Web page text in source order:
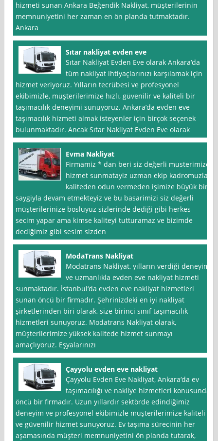
hizmeti sunan Ankara Beğendik Nakliyat, müşterilerinin
memnuniyetini her zaman en ön planda tutmaktadır.
Ankara
Sıtar nakliyat evden eve
Sıtar Nakliyat Evden Eve olarak Ankara‘da
tüm nakliyat ihtiyaçlarınızı karşılamak için
hizmet veriyoruz. Yılların tecrübesi ve profesyonel
ekibimizle, müşterilerimize hızlı, güvenilir ve kaliteli bir
taşımacılık deneyimi sunuyoruz. Ankara’da evden eve
taşımacılık hizmeti almak isteyenler için birçok seçenek
bulunmaktadır. Ancak Sıtar Nakliyat Evden Eve olarak
Evma Nakliyat
Firmamiz * dan beri siz değerli musterimize
hizmet sunmatayiz uzman ekip kadromuzla
kaliteden odun vermeden işimize büyük bir
saygiyla devam etmekteyiz ve bu basarimizi siz değerli
müşterilerinize bosluyuz sizlerinde dediği gibi herkes
secim yapar ama kimse kaliteyi tutturamaz ve bizimde
dediğimiz gibi sesim sizden
ModaTrans Nakliyat
Modatrans Nakliyat, yılların verdiği deneyim
ve uzmanlıkla evden eve nakliyat hizmeti
sunmaktadır. İstanbul‘da evden eve nakliyat hizmetleri
sunan öncü bir firmadır. Şehrinizdeki en iyi nakliyat
şirketlerinden biri olarak, size birinci sınıf taşımacılık
hizmetleri sunuyoruz. Modatrans Nakliyat olarak,
müşterilerimize yüksek kalitede hizmet sunmayı
amaçlıyoruz. Eşyalarınızı
Çayyolu evden eve nakliyat
Çayyolu Evden Eve Nakliyat, Ankara‘da ev
taşımacılığı ve nakliye hizmetleri konusunda
öncü bir firmadır. Uzun yıllardır sektörde edindiğimiz
deneyim ve profesyonel ekibimizle müşterilerimize kaliteli
ve güvenilir hizmet sunuyoruz. Ev taşıma sürecinin her
aşamasında müşteri memnuniyetini ön planda tutarak,